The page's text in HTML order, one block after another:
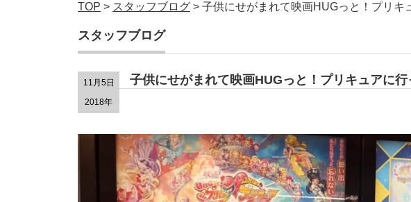
TOP > スタッフブログ > 子供にせがまれて映画HUGっと！プリキ
スタッフブログ
11月5日
2018年
子供にせがまれて映画HUGっと！プリキュアに行